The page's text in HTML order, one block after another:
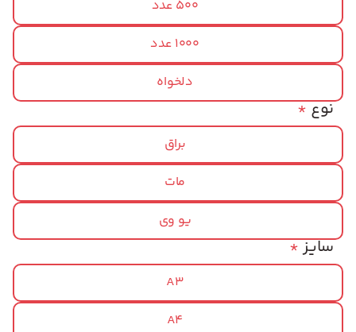
500 عدد
1000 عدد
دلخواه
*نوع
براق
مات
یو وی
*سایز
A3
A4